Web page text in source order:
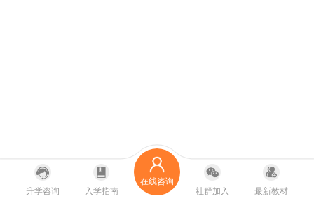
升学咨询 入学指南
在线咨询
社群加入
最新教材